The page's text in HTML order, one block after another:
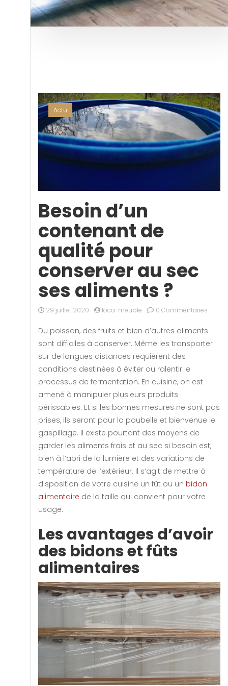
Actu
Besoin d’un
contenant de
qualité pour
conserver au sec
ses aliments ?
29 juillet 2020 loca-meuble 0 Commentaires
Du poisson, des fruits et bien d’autres aliments
sont difficiles à conserver. Même les transporter
sur de longues distances requièrent des
conditions destinées à éviter ou ralentir le
processus de fermentation. En cuisine, on est
amené à manipuler plusieurs produits
périssables. Et si les bonnes mesures ne sont pas
prises, ils seront pour la poubelle et bienvenue le
gaspillage. Il existe pourtant des moyens de
garder les aliments frais et au sec si besoin est,
bien à l’abri de la lumière et des variations de
température de l’extérieur. Il s’agit de mettre à
disposition de votre cuisine un fût ou un bidon
alimentaire de la taille qui convient pour votre
usage.
Les avantages d’avoir
des bidons et fûts
alimentaires